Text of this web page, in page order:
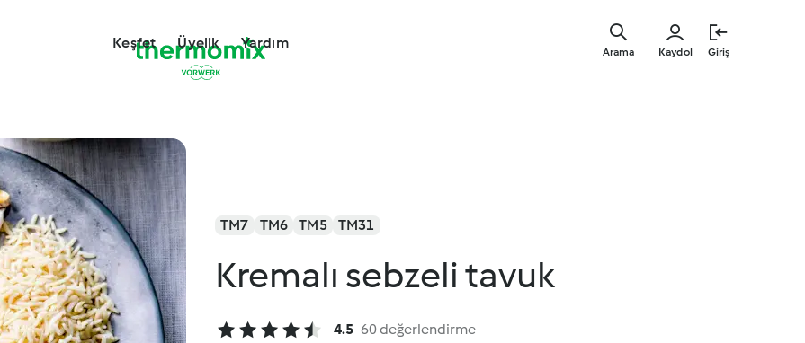
Keşfet Üyelik Yardım
Kaydol Giriş
Arama
TM7 TM6 TM5 TM31
Kremalı sebzeli tavuk
4.5 60 değerlendirme